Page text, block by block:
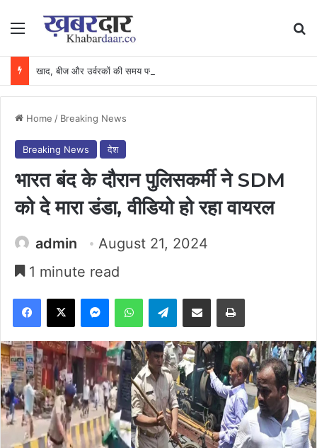
Menu
Home / Breaking News
Breaking News देश
भारत बंद के दौरान पुलिसकर्मी ने SDM
को दे मारा डंडा, वीडियो हो रहा वायरल
admin
August 21, 2024
1 minute read
Facebook
X MessengerWhatsAppTelegramShare via Email Print